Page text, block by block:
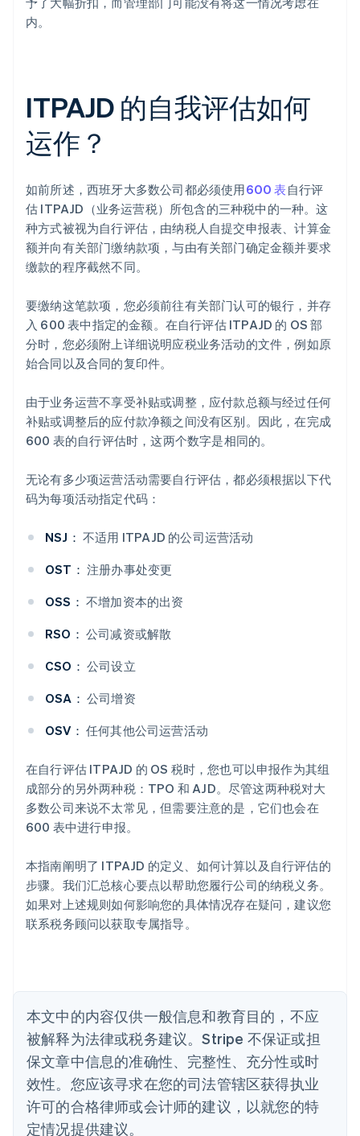
内。
ITPAJD 的自我评估如何
运作？
如前所述，西班牙大多数公司都必须使用600 表 自行评
估 ITPAJD（业务运营税）所包含的三种税中的一种。这
种方式被视为自行评估，由纳税人自提交申报表、计算金
额并向有关部门缴纳款项，与由有关部门确定金额并要求
缴款的程序截然不同。
要缴纳这笔款项，您必须前往有关部门认可的银行，并存
入 600 表中指定的金额。在自行评估 ITPAJD 的 OS 部
分时，您必须附上详细说明应税业务活动的文件，例如原
始合同以及合同的复印件。
由于业务运营不享受补贴或调整，应付款总额与经过任何
补贴或调整后的应付款净额之间没有区别。因此，在完成
600 表的自行评估时，这两个数字是相同的。
无论有多少项运营活动需要自行评估，都必须根据以下代
码为每项活动指定代码：
NSJ： 不适用 ITPAJD 的公司运营活动
OST： 注册办事处变更
OSS： 不增加资本的出资
RSO： 公司减资或解散
CSO： 公司设立
OSA： 公司增资
OSV： 任何其他公司运营活动
在自行评估 ITPAJD 的 OS 税时，您也可以申报作为其组
成部分的另外两种税：TPO 和 AJD。尽管这两种税对大
多数公司来说不太常见，但需要注意的是，它们也会在
600 表中进行申报。
本指南阐明了 ITPAJD 的定义、如何计算以及自行评估的
步骤。我们汇总核心要点以帮助您履行公司的纳税义务。
如果对上述规则如何影响您的具体情况存在疑问，建议您
联系税务顾问以获取专属指导。
本文中的内容仅供一般信息和教育目的，不应
被解释为法律或税务建议。Stripe 不保证或担
保文章中信息的准确性、完整性、充分性或时
效性。您应该寻求在您的司法管辖区获得执业
许可的合格律师或会计师的建议，以就您的特
定情况提供建议。
阿联酋
English
English
爱沙尼亚
English
奥地利
Deutsch English
English
巴西
Português English
保加利亚
English
丹麦
德国
DeutschEnglish
法国
FrançaisEnglish
芬兰
EnglishSvenska